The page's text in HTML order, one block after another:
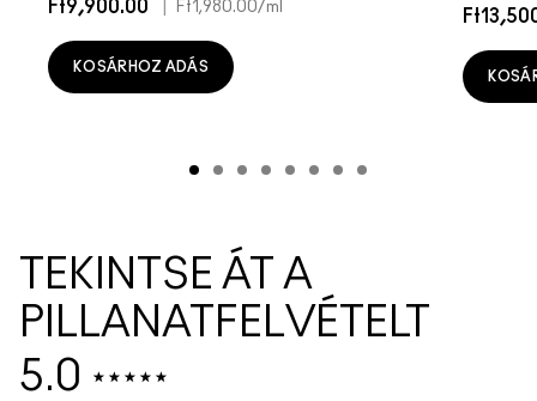
Ft9,900.00 Ft1,980.00/ml
KOSÁRHOZ ADÁS
TEKINTSE ÁT A
PILLANATFELVÉTELT
5.0